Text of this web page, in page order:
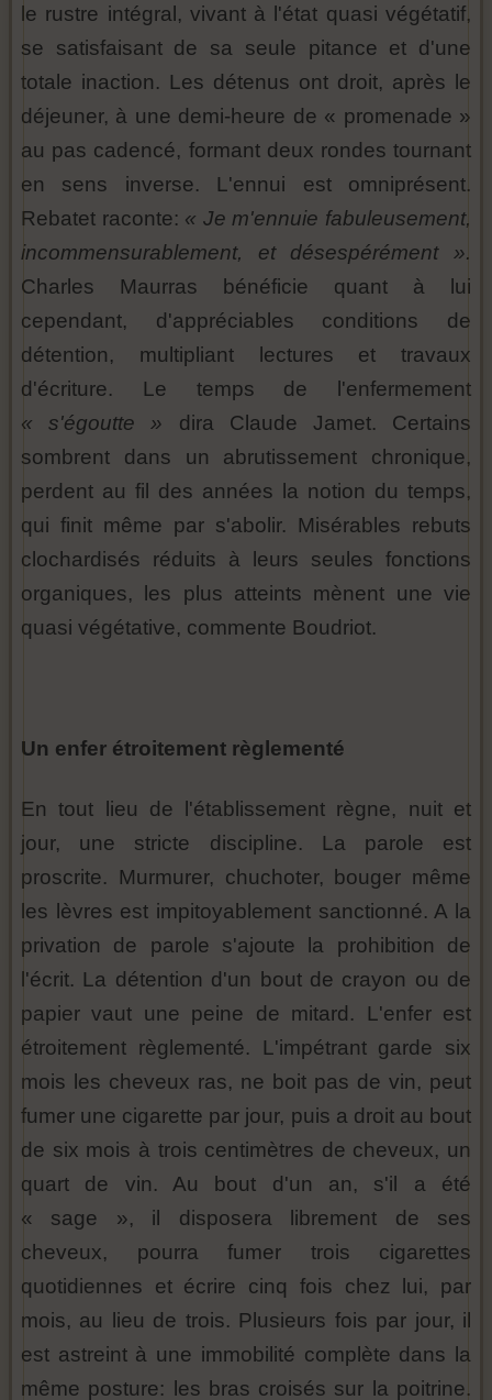
le rustre intégral, vivant à l'état quasi végétatif,
se satisfaisant de sa seule pitance et d'une
totale inaction. Les détenus ont droit, après le
déjeuner, à une demi-heure de « promenade »
au pas cadencé, formant deux rondes tournant
en sens inverse. L'ennui est omniprésent.
Rebatet raconte: « Je m'ennuie fabuleusement,
incommensurablement, et désespérément ».
Charles Maurras bénéficie quant à lui
cependant, d'appréciables conditions de
détention, multipliant lectures et travaux
d'écriture. Le temps de l'enfermement
« s'égoutte » dira Claude Jamet. Certains
sombrent dans un abrutissement chronique,
perdent au fil des années la notion du temps,
qui finit même par s'abolir. Misérables rebuts
clochardisés réduits à leurs seules fonctions
organiques, les plus atteints mènent une vie
quasi végétative, commente Boudriot.
Un enfer étroitement règlementé
En tout lieu de l'établissement règne, nuit et
jour, une stricte discipline. La parole est
proscrite. Murmurer, chuchoter, bouger même
les lèvres est impitoyablement sanctionné. A la
privation de parole s'ajoute la prohibition de
l'écrit. La détention d'un bout de crayon ou de
papier vaut une peine de mitard. L'enfer est
étroitement règlementé. L'impétrant garde six
mois les cheveux ras, ne boit pas de vin, peut
fumer une cigarette par jour, puis a droit au bout
de six mois à trois centimètres de cheveux, un
quart de vin. Au bout d'un an, s'il a été
« sage », il disposera librement de ses
cheveux, pourra fumer trois cigarettes
quotidiennes et écrire cinq fois chez lui, par
mois, au lieu de trois. Plusieurs fois par jour, il
est astreint à une immobilité complète dans la
même posture: les bras croisés sur la poitrine.